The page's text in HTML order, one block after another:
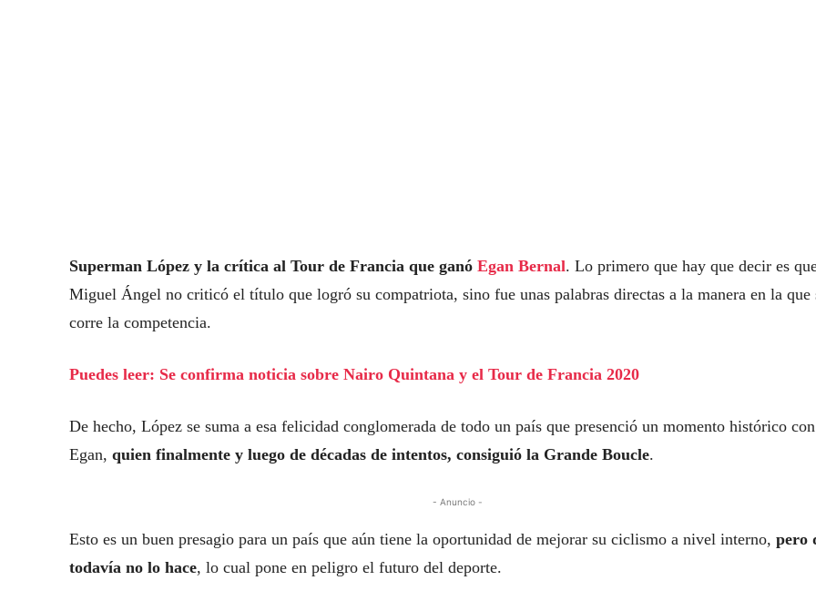
Superman López y la crítica al Tour de Francia que ganó Egan Bernal. Lo primero que hay que decir es
Miguel Ángel no criticó el título que logró su compatriota, sino fue unas palabras directas a la manera en la que
corre la competencia.
Puedes leer: Se confirma noticia sobre Nairo Quintana y el Tour de Francia 2020
De hecho, López se suma a esa felicidad conglomerada de todo un país que presenció un momento histórico con
Egan, quien finalmente y luego de décadas de intentos, consiguió la Grande Boucle.
- Anuncio -
Esto es un buen presagio para un país que aún tiene la oportunidad de mejorar su ciclismo a nivel interno, pero
todavía no lo hace, lo cual pone en peligro el futuro del deporte.